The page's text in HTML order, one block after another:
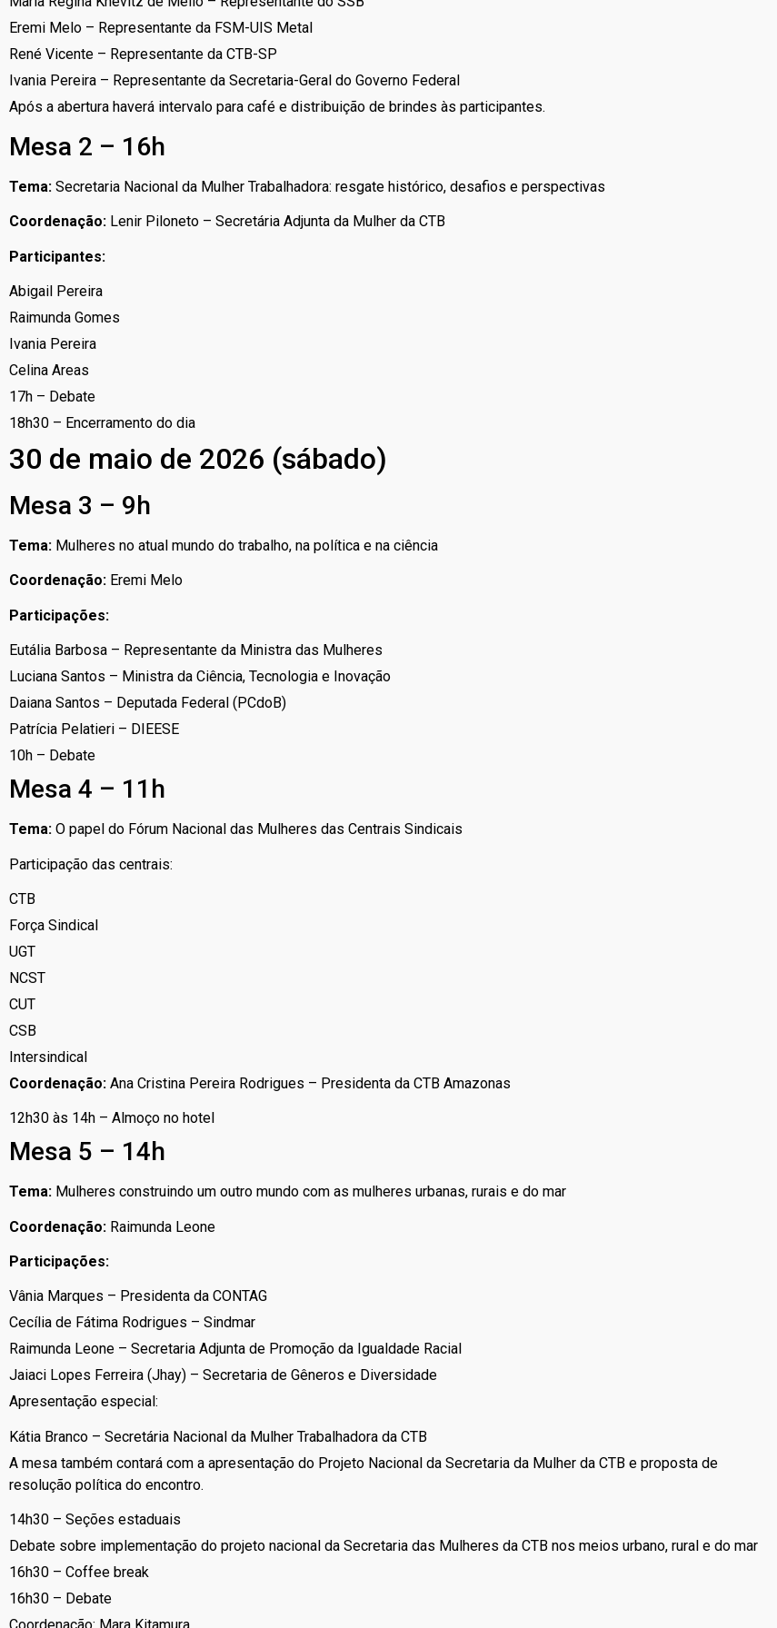
Eremi Melo – Representante da FSM-UIS Metal
René Vicente – Representante da CTB-SP
Ivania Pereira – Representante da Secretaria-Geral do Governo Federal
Após a abertura haverá intervalo para café e distribuição de brindes às participantes.
Mesa 2 – 16h
Tema: Secretaria Nacional da Mulher Trabalhadora: resgate histórico, desafios e perspectivas
Coordenação: Lenir Piloneto – Secretária Adjunta da Mulher da CTB
Participantes:
Abigail Pereira
Raimunda Gomes
Ivania Pereira
Celina Areas
17h – Debate
18h30 – Encerramento do dia
30 de maio de 2026 (sábado)
Mesa 3 – 9h
Tema: Mulheres no atual mundo do trabalho, na política e na ciência
Coordenação: Eremi Melo
Participações:
Eutália Barbosa – Representante da Ministra das Mulheres
Luciana Santos – Ministra da Ciência, Tecnologia e Inovação
Daiana Santos – Deputada Federal (PCdoB)
Patrícia Pelatieri – DIEESE
10h – Debate
Mesa 4 – 11h
Tema: O papel do Fórum Nacional das Mulheres das Centrais Sindicais
Participação das centrais:
CTB
Força Sindical
UGT
NCST
CUT
CSB
Intersindical
Coordenação: Ana Cristina Pereira Rodrigues – Presidenta da CTB Amazonas
12h30 às 14h – Almoço no hotel
Mesa 5 – 14h
Tema: Mulheres construindo um outro mundo com as mulheres urbanas, rurais e do mar
Coordenação: Raimunda Leone
Participações:
Vânia Marques – Presidenta da CONTAG
Cecília de Fátima Rodrigues – Sindmar
Raimunda Leone – Secretaria Adjunta de Promoção da Igualdade Racial
Jaiaci Lopes Ferreira (Jhay) – Secretaria de Gêneros e Diversidade
Apresentação especial:
Kátia Branco – Secretária Nacional da Mulher Trabalhadora da CTB
A mesa também contará com a apresentação do Projeto Nacional da Secretaria da Mulher da CTB e proposta de
resolução política do encontro.
14h30 – Seções estaduais
Debate sobre implementação do projeto nacional da Secretaria das Mulheres da CTB nos meios urbano, rural e do mar
16h30 – Coffee break
16h30 – Debate